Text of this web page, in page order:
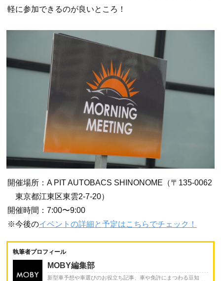
軽に参加できるのが良いところ！
開催場所：A PIT AUTOBACS SHINONOME（〒135-0062
東京都江東区東雲2-7-20）
開催時間：7:00〜9:00
※今後のイベントの詳細と予定はこちらでチェック！
執筆者プロフィール
MOBY編集部
新型車予想や車選びのお役立ち記事、車や免許にまつわる豆知